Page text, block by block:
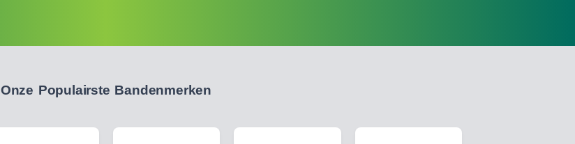
Onze Populairste Bandenmerken